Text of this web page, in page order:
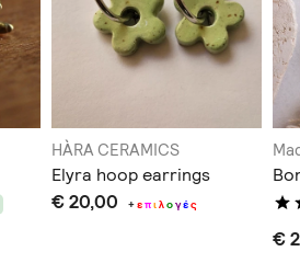
HÀRA CERAMICS
Elyra hoop earrings
€ 20,00 +επιλογές
€